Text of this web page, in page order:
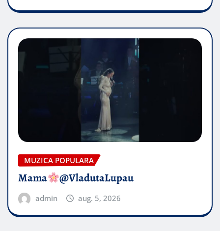
MUZICA POPULARA
Mama @VladutaLupau
admin aug. 5, 2026